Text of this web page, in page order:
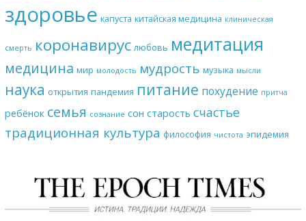
здоровье капуста китайская медицина клиническая
смерть коронавирус любовь медитация
медицина мир молодость мудрость музыка мысли
наука открытия пандемия питание похудение притча
ребёнок семья сознание сон старость счастье
традиционная культура философия чистота эпидемия